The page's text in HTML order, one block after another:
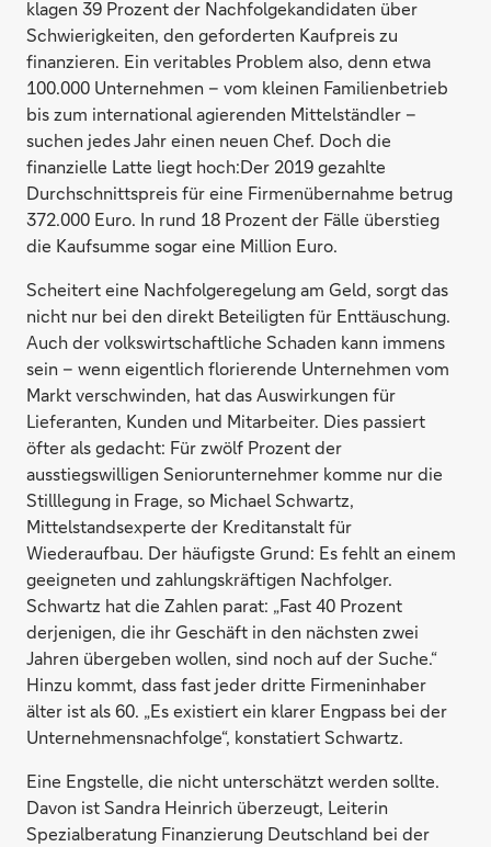
klagen 39 Prozent der Nachfolgekandidaten über
Schwierigkeiten, den geforderten Kaufpreis zu
finanzieren. Ein veritables Problem also, denn etwa
100.000 Unternehmen – vom kleinen Familienbetrieb
bis zum international agierenden Mittelständler –
suchen jedes Jahr einen neuen Chef. Doch die
finanzielle Latte liegt hoch:Der 2019 gezahlte
Durchschnittspreis für eine Firmenübernahme betrug
372.000 Euro. In rund 18 Prozent der Fälle überstieg
die Kaufsumme sogar eine Million Euro.
Scheitert eine Nachfolgeregelung am Geld, sorgt das
nicht nur bei den direkt Beteiligten für Enttäuschung.
Auch der volkswirtschaftliche Schaden kann immens
sein – wenn eigentlich florierende Unternehmen vom
Markt verschwinden, hat das Auswirkungen für
Lieferanten, Kunden und Mitarbeiter. Dies passiert
öfter als gedacht: Für zwölf Prozent der
ausstiegswilligen Seniorunternehmer komme nur die
Stilllegung in Frage, so Michael Schwartz,
Mittelstandsexperte der Kreditanstalt für
Wiederaufbau. Der häufigste Grund: Es fehlt an einem
geeigneten und zahlungskräftigen Nachfolger.
Schwartz hat die Zahlen parat: „Fast 40 Prozent
derjenigen, die ihr Geschäft in den nächsten zwei
Jahren übergeben wollen, sind noch auf der Suche.“
Hinzu kommt, dass fast jeder dritte Firmeninhaber
älter ist als 60. „Es existiert ein klarer Engpass bei der
Unternehmensnachfolge“, konstatiert Schwartz.
Eine Engstelle, die nicht unterschätzt werden sollte.
Davon ist Sandra Heinrich überzeugt, Leiterin
Spezialberatung Finanzierung Deutschland bei der